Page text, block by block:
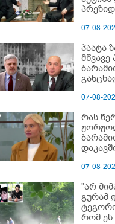
07-08-
პაატა
მწვავე
ვიცი...
კი
07-08-
რას
07-08-
"არ
გუ­რა­მ
რომ ეს